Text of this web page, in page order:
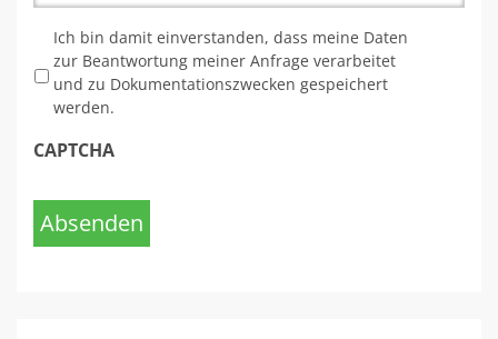
Ich bin damit einverstanden, dass meine Daten
zur Beantwortung meiner Anfrage verarbeitet
und zu Dokumentationszwecken gespeichert
werden.
CAPTCHA
Absenden